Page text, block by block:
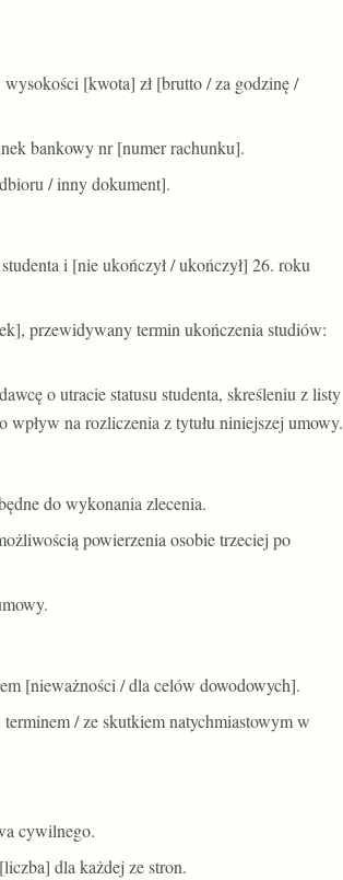
[kwota] zł [brutto / za godzinę /
bankowy nr [numer rachunku].
/ inny dokument].
i [nie ukończył / ukończył] 26. roku
przewidywany termin ukończenia studiów:
o utracie statusu studenta, skreśleniu z listy
na rozliczenia z tytułu niniejszej umowy.
do wykonania zlecenia.
powierzenia osobie trzeciej po
[nieważności / dla celów dowodowych].
/ ze skutkiem natychmiastowym w
cywilnego.
dla każdej ze stron.